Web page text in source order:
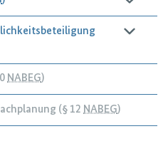
NABEG)
(§ 12 NABEG)